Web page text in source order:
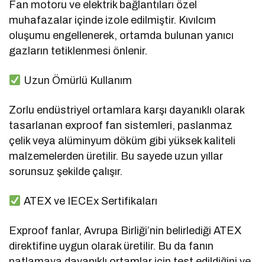
Fan motoru ve elektrik bağlantıları özel
muhafazalar içinde izole edilmiştir. Kıvılcım
oluşumu engellenerek, ortamda bulunan yanıcı
gazların tetiklenmesi önlenir.
Uzun Ömürlü Kullanım
Zorlu endüstriyel ortamlara karşı dayanıklı olarak
tasarlanan exproof fan sistemleri, paslanmaz
çelik veya alüminyum döküm gibi yüksek kaliteli
malzemelerden üretilir. Bu sayede uzun yıllar
sorunsuz şekilde çalışır.
ATEX ve IECEx Sertifikaları
Exproof fanlar, Avrupa Birliği’nin belirlediği ATEX
direktifine uygun olarak üretilir. Bu da fanın